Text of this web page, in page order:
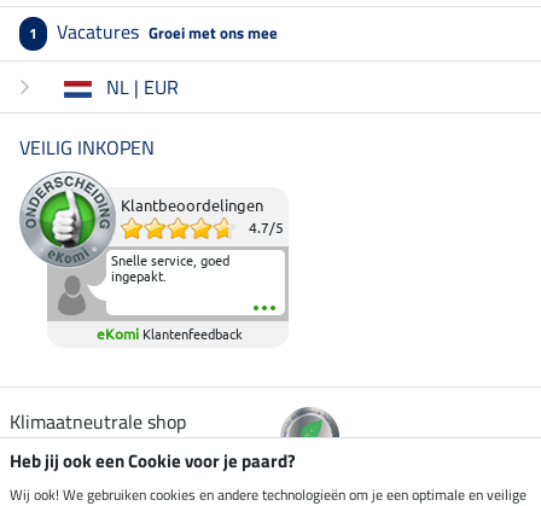
1 Vacatures Groei met ons mee
NL | EUR
VEILIG INKOPEN
Klantbeoordelingen
4.7/5
Snelle service, goed
ingepakt.
eKomi Klantenfeedback
Klimaatneutrale shop
Verzending per
Heb jij ook een Cookie voor je paard?
Wij ook! We gebruiken cookies en andere technologieën om je een optimale en veilige